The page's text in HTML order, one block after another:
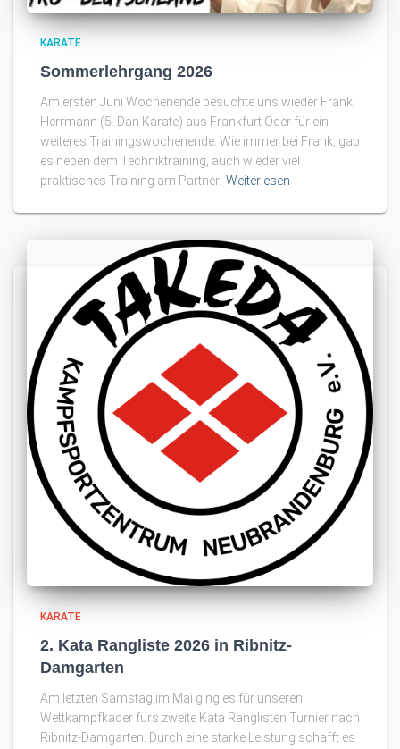
KARATE
Sommerlehrgang 2026
Am ersten Juni Wochenende besuchte uns wieder Frank
Herrmann (5. Dan Karate) aus Frankfurt Oder für ein
weiteres Trainingswochenende. Wie immer bei Frank, gab
es neben dem Techniktraining, auch wieder viel
praktisches Training am Partner. Weiterlesen
KARATE
2. Kata Rangliste 2026 in Ribnitz-
Damgarten
Am letzten Samstag im Mai ging es für unseren
Wettkampfkader fürs zweite Kata Ranglisten Turnier nach
Ribnitz-Damgarten. Durch eine starke Leistung schafft es